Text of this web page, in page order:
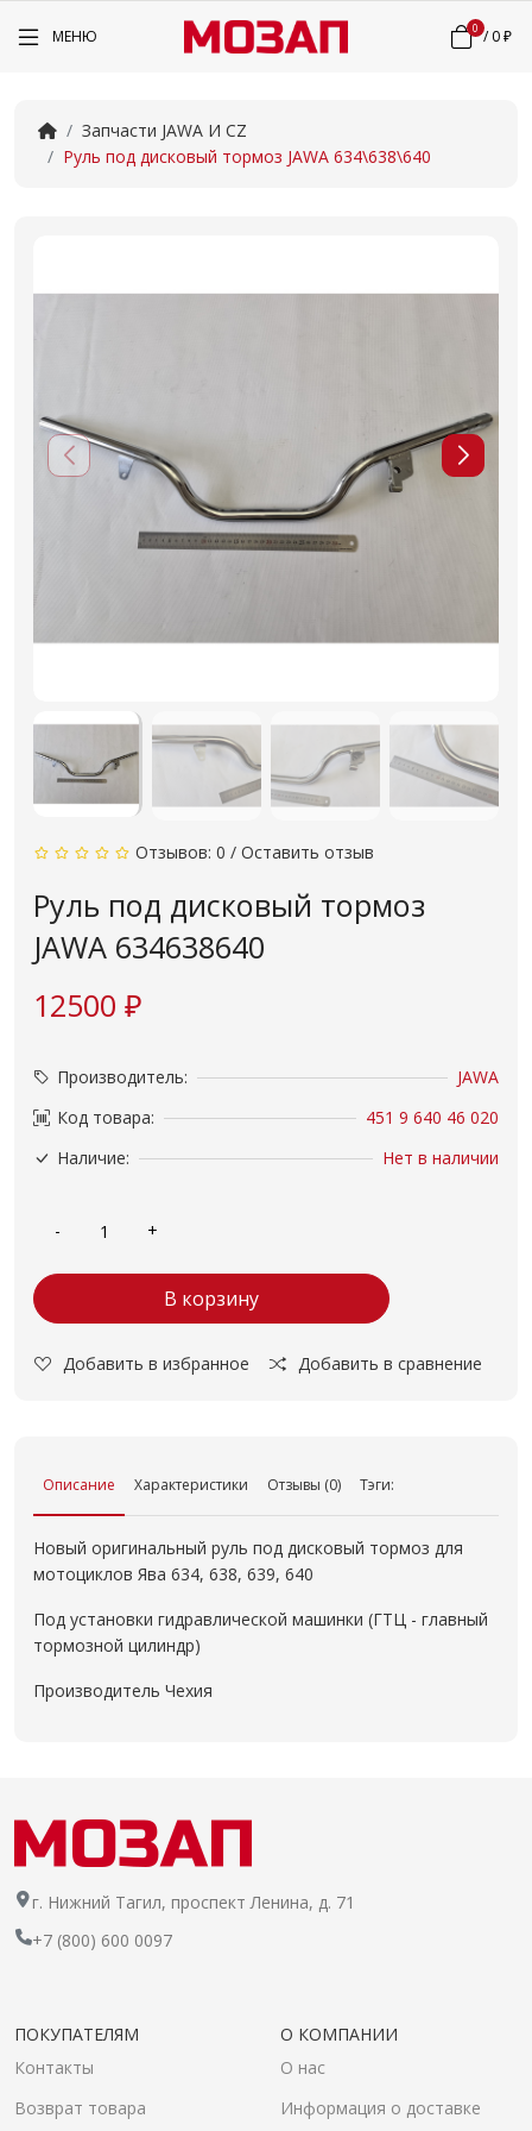
МЕНЮ 0 /0 ₽
Запчасти JAWA И CZ
Руль под дисковый тормоз JAWA 634\638\640
Отзывов: 0 / Оставить отзыв
Руль под дисковый тормоз
JAWA 634638640
12500 ₽
Производитель:
JAWA
Код товара:
451 9 640 46 020
Наличие:
Нет в наличии
В корзину
Добавить в избранное Добавить в сравнение
Описание Характеристики Отзывы (0) Тэги:
Новый оригинальный руль под дисковый тормоз для
мотоциклов Ява 634, 638, 639, 640
Под установки гидравлической машинки (ГТЦ - главный
тормозной цилиндр)
Производитель Чехия
г. Нижний Тагил, проспект Ленина, д. 71
+7 (800) 600 0097
ПОКУПАТЕЛЯМ
Контакты
Возврат товара
О КОМПАНИИ
О нас
Информация о доставке